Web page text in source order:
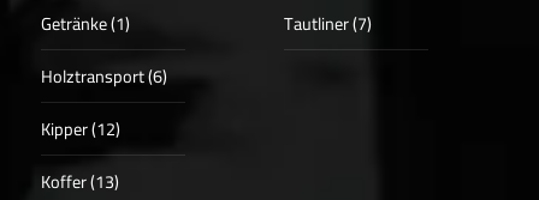
Getränke (1)
Holztransport (6)
Kipper (12)
Koffer (13)
Tautliner (7)